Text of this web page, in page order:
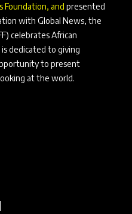
Foundation, and presented
with Global News, the
celebrates African
dedicated to giving
to present
at the world.